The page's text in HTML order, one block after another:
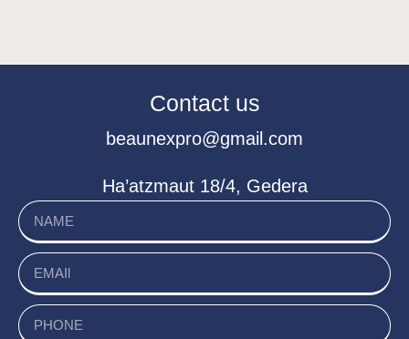
Contact us
beaunexpro@gmail.com
Ha’atzmaut 18/4, Gedera